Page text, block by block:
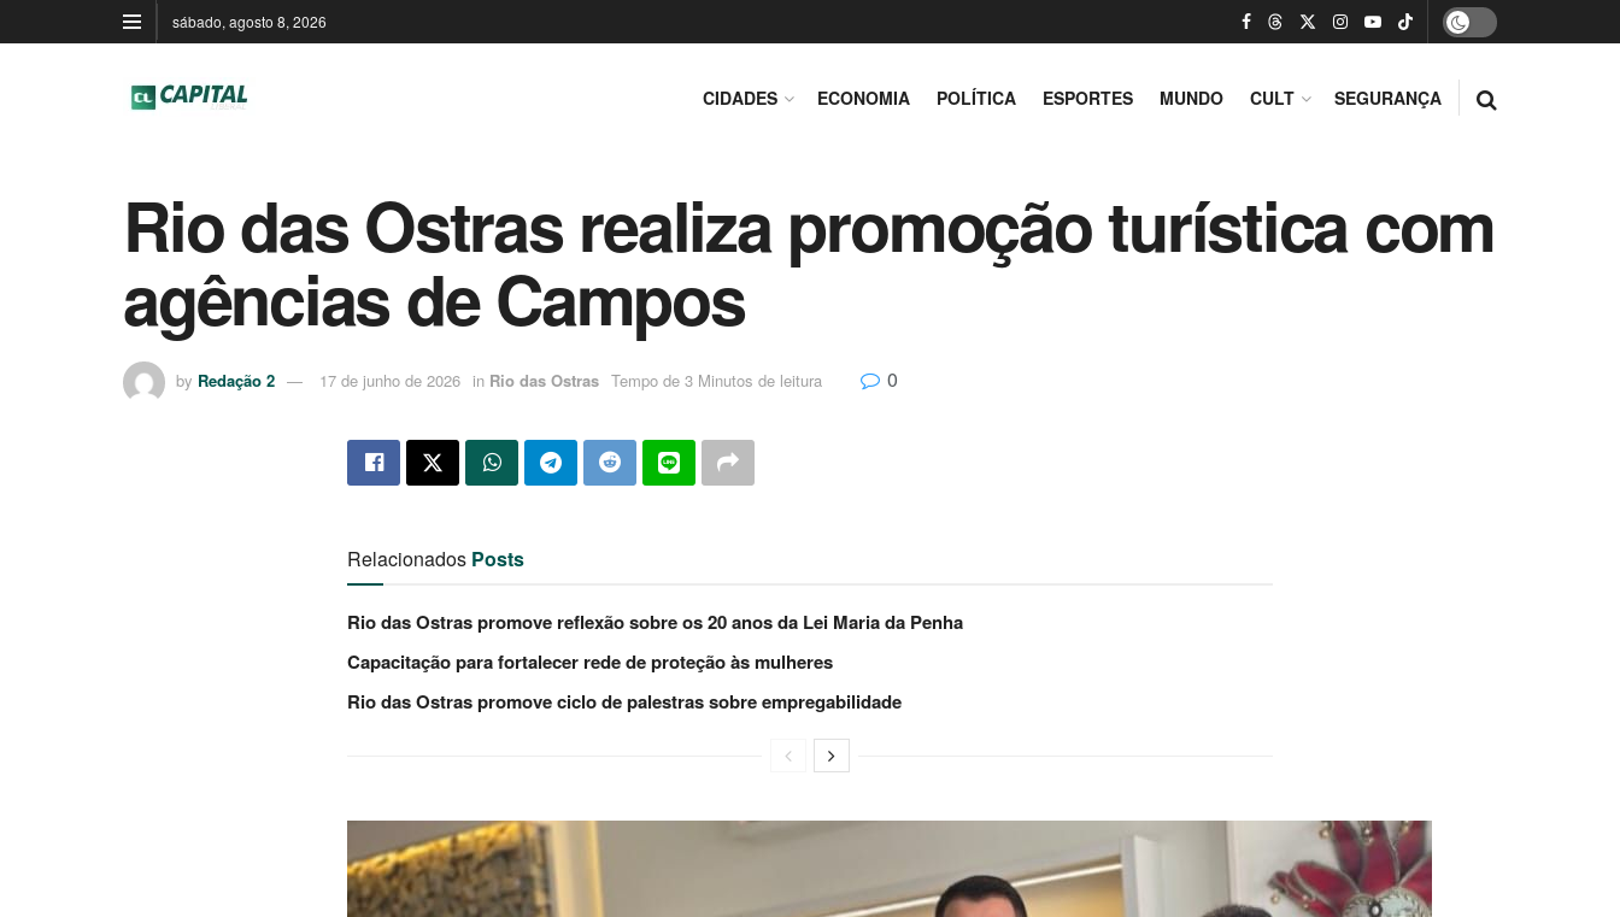
sábado, agosto 8, 2026
CIDADES ECONOMIA POLÍTICA ESPORTES MUNDO CULT SEGURANÇA
Rio das Ostras realiza promoção turística com
agências de Campos
by Redação 2 17 de junho de 2026 in Rio das Ostras Tempo de 3 Minutos de leitura 0
Relacionados Posts
Rio das Ostras promove reflexão sobre os 20 anos da Lei Maria da Penha
Capacitação para fortalecer rede de proteção às mulheres
Rio das Ostras promove ciclo de palestras sobre empregabilidade